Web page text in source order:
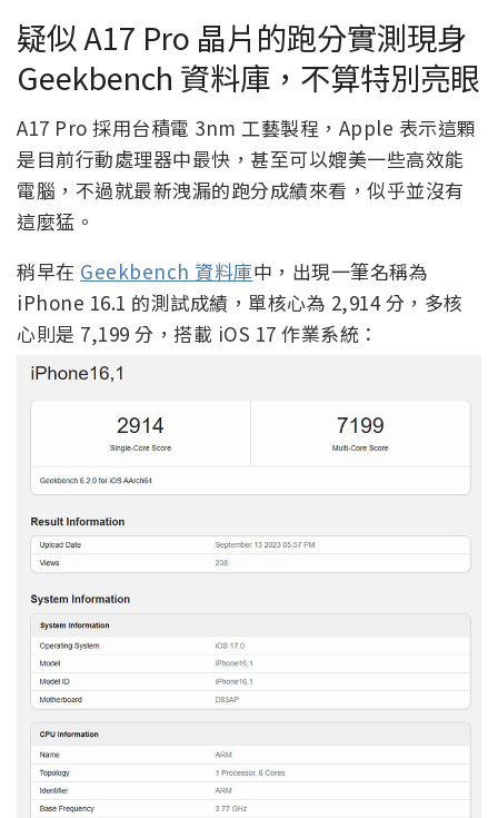
疑似 A17 Pro 晶片的跑分實測現身
Geekbench 資料庫，不算特別亮眼
A17 Pro 採用台積電 3nm 工藝製程，Apple 表示這顆
是目前行動處理器中最快，甚至可以媲美一些高效能
電腦，不過就最新洩漏的跑分成績來看，似乎並沒有
這麼猛。
稍早在 Geekbench 資料庫中，出現一筆名稱為
iPhone 16.1 的測試成績，單核心為 2,914 分，多核
心則是 7,199 分，搭載 iOS 17 作業系統：